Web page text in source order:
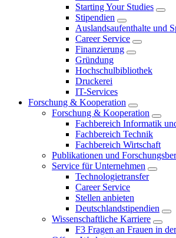
Starting Your Studies
Stipendien
Auslandsaufenthalte und
Career Service
Finanzierung
Gründung
Hochschulbibliothek
Druckerei
IT-Services
Forschung & Kooperation
Forschung & Kooperation
Fachbereich Informatik
Fachbereich Technik
Fachbereich Wirtschaft
Publikationen und
Service für Unternehmen
Technologietransfer
Career Service
Stellen anbieten
Deutschlandstipendien
Wissenschaftliche Karriere
F3 Fragen an Frauen in